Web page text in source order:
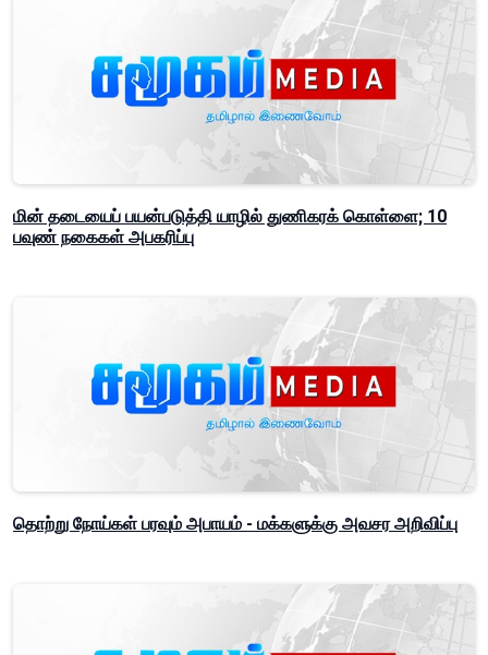
மின் தடையைப் பயன்படுத்தி யாழில் துணிகரக் கொள்ளை; 10
பவுண் நகைகள் அபகரிப்பு
தொற்று நோய்கள் பரவும் அபாயம் - மக்களுக்கு அவசர அறிவிப்பு